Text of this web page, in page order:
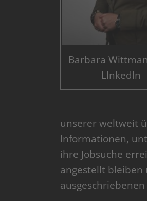
Barbara
LInkedIn
unserer weltweit
Informationen,
ihre Jobsuche
angestellt bleiben